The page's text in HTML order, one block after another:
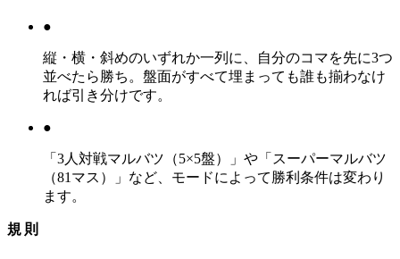
●
縦・横・斜めのいずれか一列に、自分のコマを先に3つ
並べたら勝ち。盤面がすべて埋まっても誰も揃わなけ
れば引き分けです。
●
「3人対戦マルバツ（5×5盤）」や「スーパーマルバツ
（81マス）」など、モードによって勝利条件は変わり
ます。
規則